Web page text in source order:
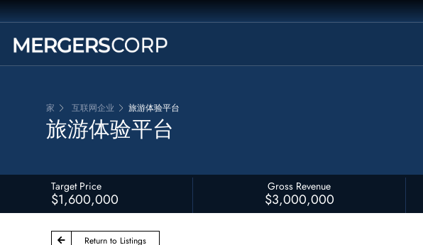
家 互联网企业 旅游体验平台
旅游体验平台
Target Price
$1,600,000
Gross Revenue
$3,000,000
Return to Listings